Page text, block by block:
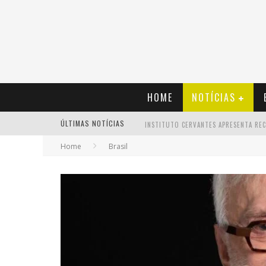
HOME NOTÍCIAS
ÚLTIMAS NOTÍCIAS
Home Brasil